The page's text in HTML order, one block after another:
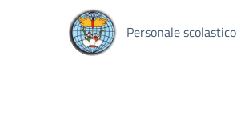
Personale scolastico